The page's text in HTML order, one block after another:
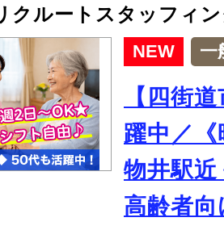
クルートスタッフィ
NEW 一
【四街
躍中／
物井駅
高齢者